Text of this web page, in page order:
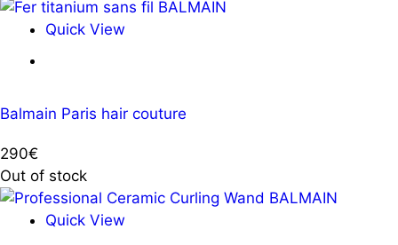
Quick View
Balmain Paris hair couture
290€
Out of stock
Quick View